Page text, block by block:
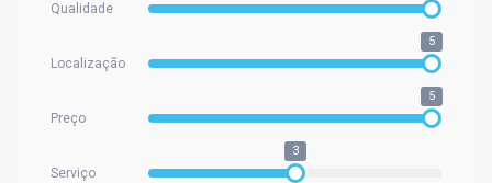
Qualidade
Localização
5
Preço
5
Serviço
3